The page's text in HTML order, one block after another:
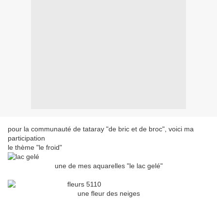
pour la communauté de tataray "de bric et de broc", voici ma
participation
le thème "le froid"
une de mes aquarelles "le lac gelé"
une fleur des neiges